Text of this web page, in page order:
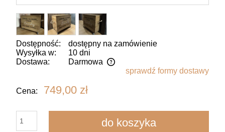
Dostępność:
dostępny na zamówienie
Wysyłka w:
10 dni
Dostawa:
Darmowa
Cena nie zawiera ewentualnych kosztów płatności
sprawdź formy dostawy
Cena: 749,00 zł
do koszyka